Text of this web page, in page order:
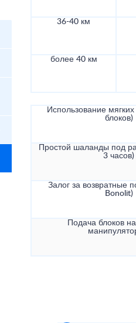
36-40 км
более 40 км
Использование
блоков)
Простой шаланды под
3 часов)
Залог за возвратные
Bonolit)
Подача блоков